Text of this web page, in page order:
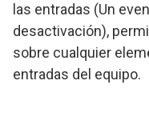
las entradas (Un
desactivación),
sobre cualquier
entradas del equipo.